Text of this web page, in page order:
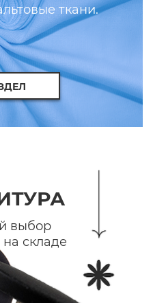
ткани.
кожа и мех.
выбор
складе